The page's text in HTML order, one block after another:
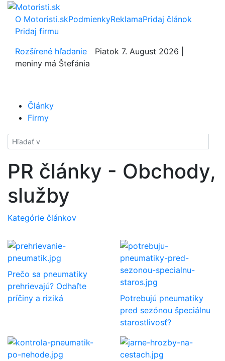
O Motoristi.skPodmienkyReklamaPridaj článok
Pridaj firmu
Rozšírené hľadanie
Piatok 7. August 2026 |
meniny má Štefánia
Články
Firmy
Hladať
PR články - Obchody,
služby
Kategórie článkov
Prečo sa pneumatiky
prehrievajú? Odhaľte
príčiny a riziká
Potrebujú pneumatiky
pred sezónou špeciálnu
starostlivosť?